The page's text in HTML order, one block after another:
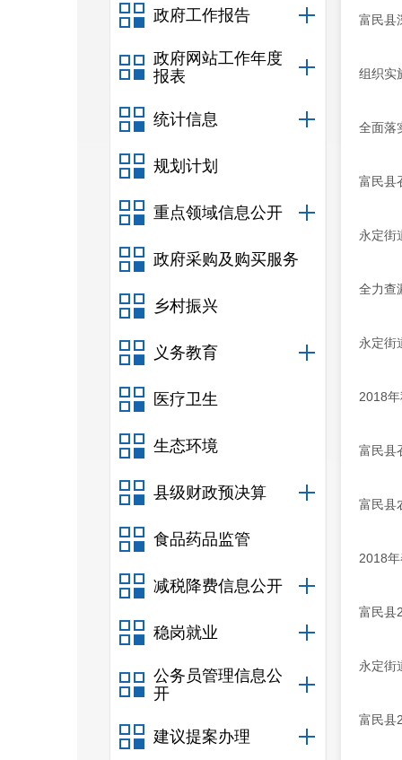
政府工作报告
政府网站工作年度
报表
统计信息
规划计划
重点领域信息公开
政府采购及购买服务
乡村振兴
义务教育
医疗卫生
生态环境
县级财政预决算
食品药品监管
减税降费信息公开
稳岗就业
公务员管理信息公
开
建议提案办理
富民县
组织实
全面落
富民县
永定街
全力查
永定街
2018
富民县
富民县
2018
富民县
永定街
富民县